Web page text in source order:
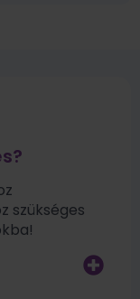
szükséges